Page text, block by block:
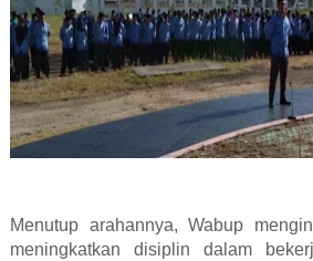
Menutup arahannya, Wabup
meningkatkan disiplin dalam